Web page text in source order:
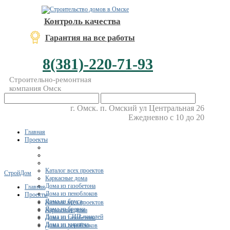
Контроль качества
Гарантия на все работы
8(381)-220-71-93
Строительно-ремонтная
компания Омск
г. Омск. п. Омский ул Центральная 26
Ежедневно с 10 до 20
Главная
Проекты
Каталог всех проектов
Каркасные дома
Дома из газобетона
Дома из пеноблоков
Дома из бруса
Дома из бревна
Дома из СИП-панелей
Дома из кирпича
СтройДом
Главная
Проекты
Каталог всех проектов
Каркасные дома
Дома из газобетона
Дома из пеноблоков